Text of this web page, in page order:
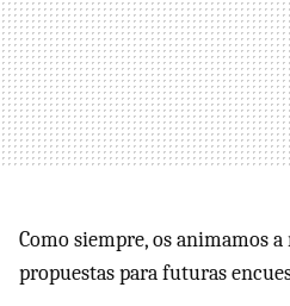
Como siempre, os animamos
propuestas para futuras